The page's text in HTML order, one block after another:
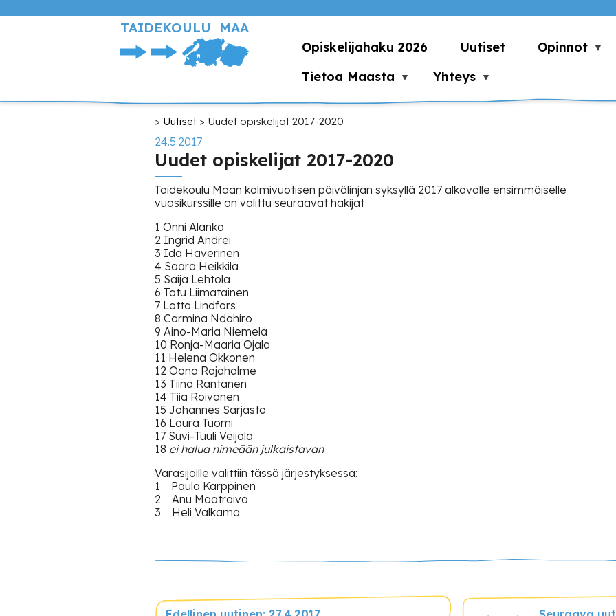
TAIDEKOULU MAA
Opiskelijahaku 2026 Uutiset
Opinnot
Tietoa Maasta
Yhteys
Murupolku
Uutiset Uudet opiskelijat 2017-2020
24.5.2017
Uudet opiskelijat 2017-2020
Taidekoulu Maan kolmivuotisen päivälinjan syksyllä 2017 alkavalle ensimmäiselle
vuosikurssille on valittu seuraavat hakijat
1 Onni Alanko
2 Ingrid Andrei
3 Ida Haverinen
4 Saara Heikkilä
5 Saija Lehtola
6 Tatu Liimatainen
7 Lotta Lindfors
8 Carmina Ndahiro
9 Aino-Maria Niemelä
10 Ronja-Maaria Ojala
11 Helena Okkonen
12 Oona Rajahalme
13 Tiina Rantanen
14 Tiia Roivanen
15 Johannes Sarjasto
16 Laura Tuomi
17 Suvi-Tuuli Veijola
18 ei halua nimeään julkaistavan
Varasijoille valittiin tässä järjestyksessä:
1 Paula Karppinen
2 Anu Maatraiva
3 Heli Valkama